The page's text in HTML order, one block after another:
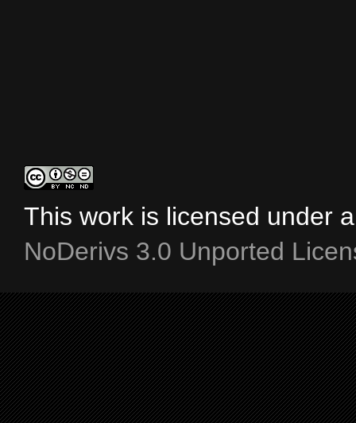
This work is licensed under
NoDerivs 3.0 Unported